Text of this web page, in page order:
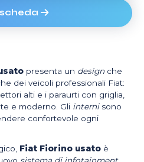
presenta un design che
dei veicoli professionali Fiat:
alti e i paraurti con griglia,
e moderno. Gli internisono
confortevole ogni
Fiat Fiorino usato è
sistema di infotainment